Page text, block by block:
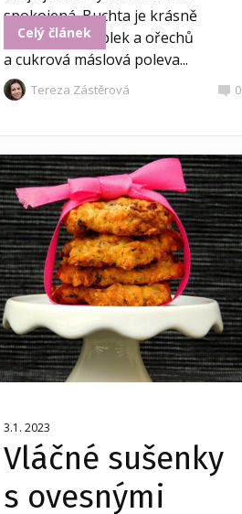
spokojená. Buchta je krásně
vláčná, plná jablek a ořechů
a cukrová máslová poleva...
Celý článek
Tereza Zástěrová 0
3.1. 2023
Vláčné sušenky
s ovesnými